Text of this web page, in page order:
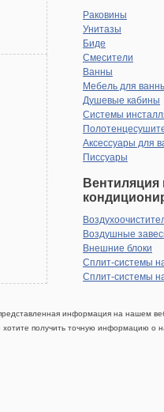
Раковины
Унитазы
Биде
Смесители
Ванны
Мебель для
Душевые кабины
Системы
Аксессуары для
Писсуары
Вентиляция
Воздушные
Внешние блоки
Сплит-системы
Сплит-системы
информация на нашем
получить точную информацию о